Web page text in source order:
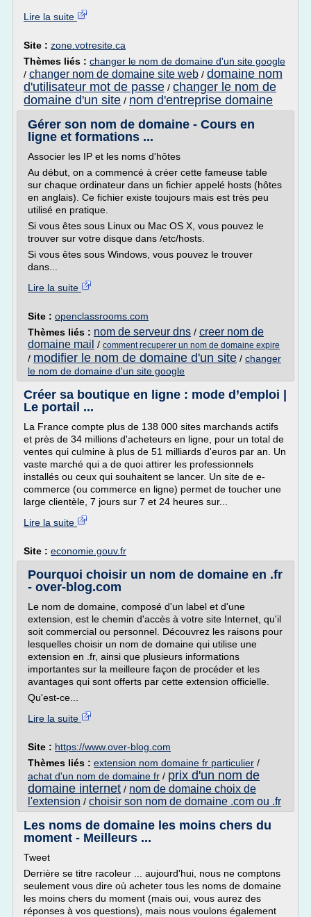
Lire la suite
Site : zone.votresite.ca
Thèmes liés : changer le nom de domaine d'un site google
/ changer nom de domaine site web / domaine nom
d'utilisateur mot de passe / changer le nom de
domaine d'un site / nom d'entreprise domaine
Gérer son nom de domaine - Cours en
ligne et formations ...
Associer les IP et les noms d'hôtes
Au début, on a commencé à créer cette fameuse table
sur chaque ordinateur dans un fichier appelé hosts (hôtes
en anglais). Ce fichier existe toujours mais est très peu
utilisé en pratique.
Si vous êtes sous Linux ou Mac OS X, vous pouvez le
trouver sur votre disque dans /etc/hosts.
Si vous êtes sous Windows, vous pouvez le trouver
dans...
Lire la suite
Site : openclassrooms.com
Thèmes liés : nom de serveur dns / creer nom de
domaine mail / comment recuperer un nom de domaine expire
/ modifier le nom de domaine d'un site / changer
le nom de domaine d'un site google
Créer sa boutique en ligne : mode d’emploi |
Le portail ...
La France compte plus de 138 000 sites marchands actifs
et près de 34 millions d'acheteurs en ligne, pour un total de
ventes qui culmine à plus de 51 milliards d'euros par an. Un
vaste marché qui a de quoi attirer les professionnels
installés ou ceux qui souhaitent se lancer. Un site de e-
commerce (ou commerce en ligne) permet de toucher une
large clientèle, 7 jours sur 7 et 24 heures sur...
Lire la suite
Site : economie.gouv.fr
Pourquoi choisir un nom de domaine en .fr
- over-blog.com
Le nom de domaine, composé d'un label et d'une
extension, est le chemin d'accès à votre site Internet, qu'il
soit commercial ou personnel. Découvrez les raisons pour
lesquelles choisir un nom de domaine qui utilise une
extension en .fr, ainsi que plusieurs informations
importantes sur la meilleure façon de procéder et les
avantages qui sont offerts par cette extension officielle.
Qu'est-ce...
Lire la suite
Site : https://www.over-blog.com
Thèmes liés : extension nom domaine fr particulier /
achat d'un nom de domaine fr / prix d'un nom de
domaine internet / nom de domaine choix de
l'extension / choisir son nom de domaine .com ou .fr
Les noms de domaine les moins chers du
moment - Meilleurs ...
Tweet
Derrière se titre racoleur ... aujourd'hui, nous ne comptons
seulement vous dire où acheter tous les noms de domaine
les moins chers du moment (mais oui, vous aurez des
réponses à vos questions), mais nous voulons également